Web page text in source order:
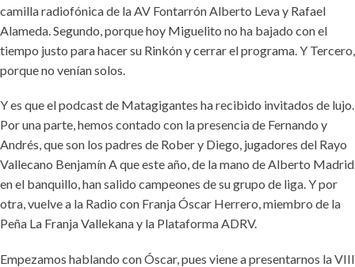
camilla radiofónica de la AV Fontarrón Alberto Leva y Rafael
Alameda. Segundo, porque hoy Miguelito no ha bajado con el
tiempo justo para hacer su Rinkón y cerrar el programa. Y Tercero,
porque no venían solos.
Y es que el podcast de Matagigantes ha recibido invitados de lujo.
Por una parte, hemos contado con la presencia de Fernando y
Andrés, que son los padres de Rober y Diego, jugadores del Rayo
Vallecano Benjamín A que este año, de la mano de Alberto Madrid
en el banquillo, han salido campeones de su grupo de liga. Y por
otra, vuelve a la Radio con Franja Óscar Herrero, miembro de la
Peña La Franja Vallekana y la Plataforma ADRV.
Empezamos hablando con Óscar, pues viene a presentarnos la VIII